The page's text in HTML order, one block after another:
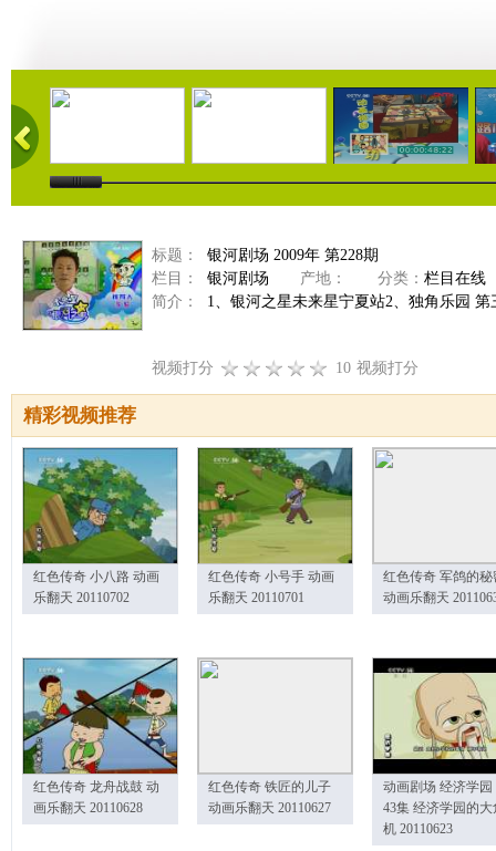
06:17 04:37 06:26
标题：
银河剧场 2009年 第228期
栏目：
银河剧场 产地： 分类： 栏目在线
简介：
1、银河之星未来星宁夏站2、独角乐园
视频打分 10 视频打分
精彩视频推荐
红色传奇 小八路 动画
乐翻天 20110702
红色传奇 小号手 动画
乐翻天 20110701
红色传奇 军鸽的秘
动画乐翻天
红色传奇 龙舟战鼓 动
画乐翻天 20110628
红色传奇 铁匠的儿子
动画乐翻天 20110627
动画剧场 经济学园
43集 经济学园的大
机 20110623